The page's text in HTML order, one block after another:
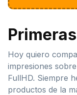
Hoy quiero
impresiones
FullHD. Siempre
productos de la